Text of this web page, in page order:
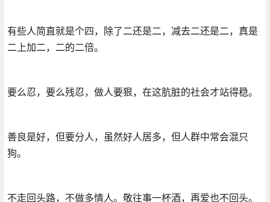
有些人简直就是个四，除了二还是二，减去二还是二，真是
二上加二，二的二倍。
要么忍，要么残忍，做人要狠，在这肮脏的社会才站得稳。
善良是好，但要分人，虽然好人居多，但人群中常会混只
狗。
不走回头路，不做多情人。敬往事一杯酒，再爱也不回头。